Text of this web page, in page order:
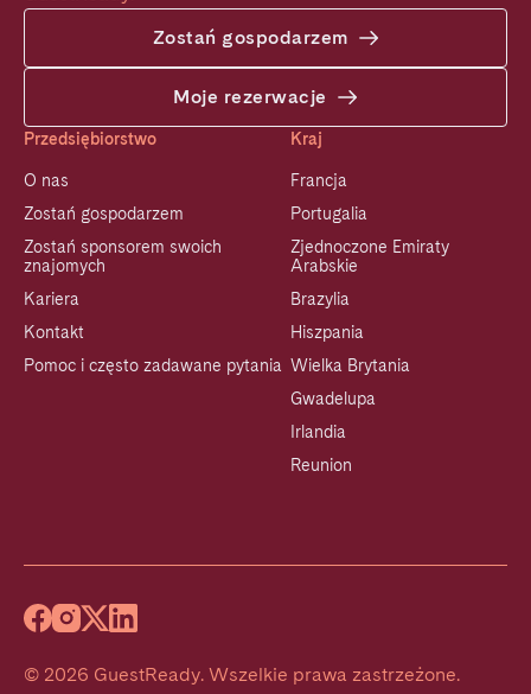
Zostań gospodarzem
Moje rezerwacje
Przedsiębiorstwo
O nas
Zostań gospodarzem
Zostań sponsorem swoich
znajomych
Kariera
Kontakt
Pomoc i często zadawane pytania
Kraj
Francja
Portugalia
Zjednoczone Emiraty
Arabskie
Brazylia
Hiszpania
Wielka Brytania
Gwadelupa
Irlandia
Reunion
© 2026 GuestReady. Wszelkie prawa zastrzeżone.